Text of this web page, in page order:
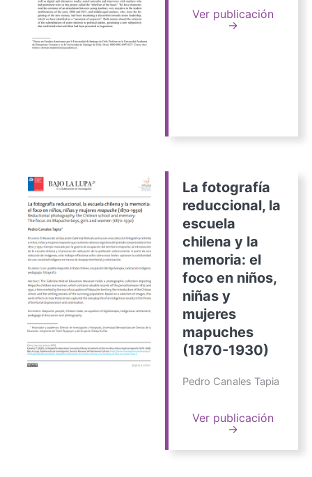
Ver publicación
→
La fotografía
reduccional, la
escuela
chilena y la
memoria: el
foco en niños,
niñas y
mujeres
mapuches
(1870-1930)
Pedro Canales Tapia
Ver publicación
→